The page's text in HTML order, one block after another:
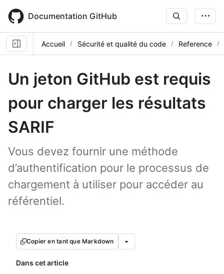
main
content
Documentation GitHub
Accueil Sécurité et qualité du code Reference
Un jeton GitHub est requis
pour charger les résultats
SARIF
Vous devez fournir une méthode
d’authentification pour le processus de
chargement à utiliser pour accéder au
référentiel.
Copier en tant que Markdown
Dans cet article